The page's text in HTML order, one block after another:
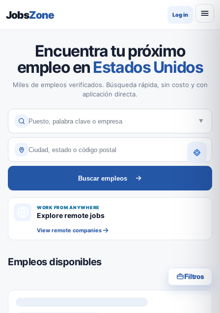
JobsZone Log in
Encuentra tu próximo
empleo en Estados Unidos
Miles de empleos verificados. Búsqueda rápida, sin costo y con
aplicación directa.
Buscar empleos
WORK FROM ANYWHERE
Explore remote jobs
View remote companies
Empleos disponibles
Filtros